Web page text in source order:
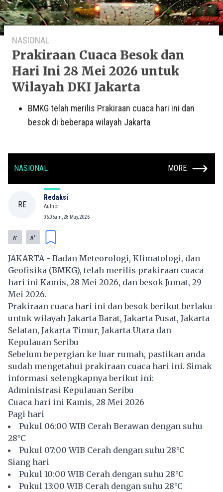
NASIONAL
Prakiraan Cuaca Besok dan
Hari Ini 28 Mei 2026 untuk
Wilayah DKI Jakarta
BMKG telah merilis Prakiraan cuaca hari ini dan
besok di beberapa wilayah Jakarta
NASIONAL MORE
RE
Redaksi
Author
06:05am, 28 May, 2026
A- A+
JAKARTA - Badan Meteorologi, Klimatologi, dan
Geofisika (BMKG), telah merilis prakiraan cuaca
hari ini Kamis, 28 Mei 2026, dan besok Jumat, 29
Mei 2026.
Prakiraan cuaca hari ini dan besok berikut berlaku
untuk wilayah Jakarta Barat, Jakarta Pusat, Jakarta
Selatan, Jakarta Timur, Jakarta Utara dan
Kepulauan Seribu
Sebelum bepergian ke luar rumah, pastikan anda
sudah mengetahui prakiraan cuaca hari ini. Simak
informasi selengkapnya berikut ini:
Administrasi Kepulauan Seribu
Cuaca hari ini Kamis, 28 Mei 2026
Pagi hari
Pukul 06:00 WIB Cerah Berawan dengan suhu
28°C
Pukul 07:00 WIB Cerah dengan suhu 28°C
Siang hari
Pukul 10:00 WIB Cerah dengan suhu 28°C
Pukul 13:00 WIB Cerah dengan suhu 28°C